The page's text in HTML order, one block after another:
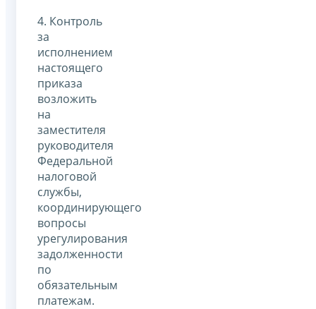
4. Контроль
за
исполнением
настоящего
приказа
возложить
на
заместителя
руководителя
Федеральной
налоговой
службы,
координирующего
вопросы
урегулирования
задолженности
по
обязательным
платежам.